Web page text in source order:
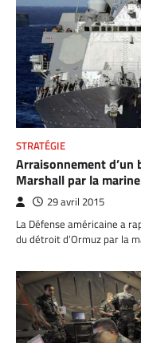
STRATÉGIE
Arraisonnement
Marshall par la
29 avril 2015
La Défense américaine a
du détroit d’Ormuz par la